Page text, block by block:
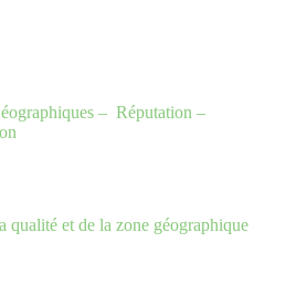
– Réputation –
qualité et de la zone géographique